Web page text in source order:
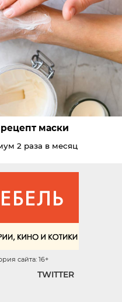
маски
2 раза в месяц
сайта: 16+
TWITTER